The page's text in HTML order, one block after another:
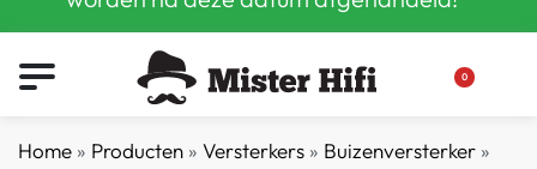
0
Home » Producten » Versterkers » Buizenversterker »